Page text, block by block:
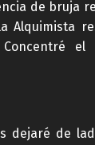
de bruja
Alquimista
dejaré de